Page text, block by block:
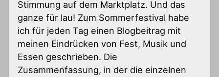
Stimmung auf dem Marktplatz. Und das
ganze für lau! Zum Sommerfestival habe
ich für jeden Tag einen Blogbeitrag mit
meinen Eindrücken von Fest, Musik und
Essen geschrieben. Die
Zusammenfassung, in der die einzelnen